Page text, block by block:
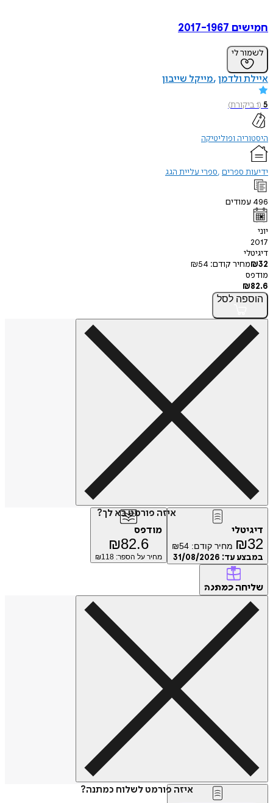
חמישים 2017-1967
לשמור לי
איילת ולדמן מייקל שייבון
5
(
1ביקורת)
היסטוריה ופוליטיקה
ידיעות ספרים ספרי עליית הגג
496 עמודים
יוני
2017
דיגיטלי
₪32 מחיר קודם: ₪54
מודפס
₪82.6
הוספה לסל
איזה פורמט בא לך?
דיגיטלי
₪32 מחיר קודם: ₪54
במבצע עד: 31/08/2026
מודפס
₪82.6
מחיר על הספר: ₪ 118
שליחה כמתנה
איזה פורמט לשלוח כמתנה?